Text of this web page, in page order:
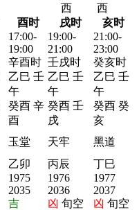
西
西
酉时 戌时
亥时
17:00-
19:00
19:00-
21:00
21:00-
23:00
辛酉时 壬戌时 癸亥时
乙巳 壬
午
癸酉 辛
酉
乙巳 壬
午
癸酉 壬
戌
乙巳 壬
午
癸酉 癸
亥
玉堂 天牢 黑道
乙卯
1975
2035
丙辰
1976
2036
丁巳
1977
2037
吉 凶 旬空 凶 旬空